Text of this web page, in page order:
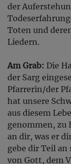
der
Toten und
Liedern.
Am Grab: Die
der Sarg
Pfarrerin/der
hat unsere
aus diesem
genommen, zu
an dir, was er
gebe dir Teil
von Gott, dem